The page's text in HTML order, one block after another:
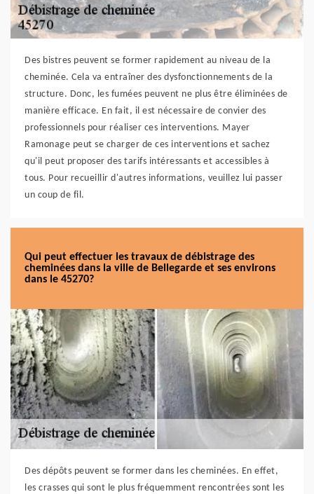
Des bistres peuvent se former rapidement au niveau de la
cheminée. Cela va entraîner des dysfonctionnements de la
structure. Donc, les fumées peuvent ne plus être éliminées de
manière efficace. En fait, il est nécessaire de convier des
professionnels pour réaliser ces interventions. Mayer
Ramonage peut se charger de ces interventions et sachez
qu'il peut proposer des tarifs intéressants et accessibles à
tous. Pour recueillir d'autres informations, veuillez lui passer
un coup de fil.
Qui peut effectuer les travaux de débistrage des
cheminées dans la ville de Bellegarde et ses environs
dans le 45270?
Des dépôts peuvent se former dans les cheminées. En effet,
les crasses qui sont le plus fréquemment rencontrées sont les